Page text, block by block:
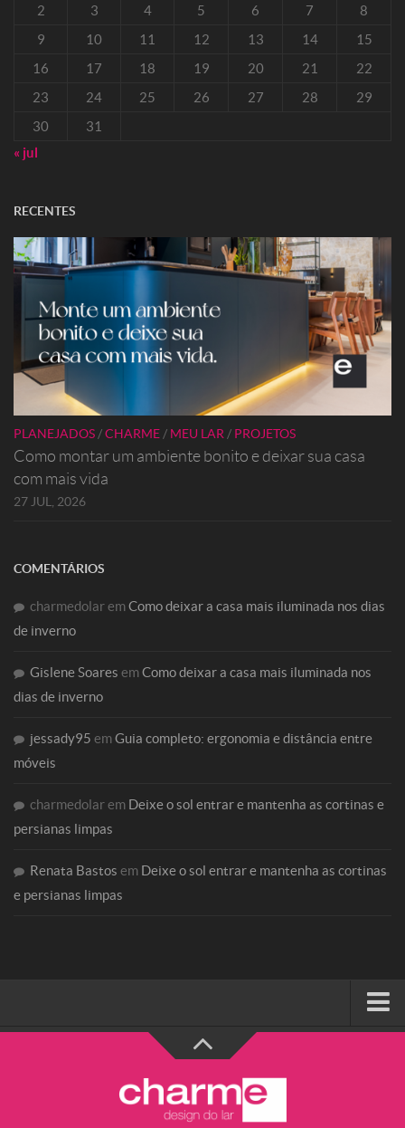
2
3 4 5 6 7
8
9
10 11 12 13 14
15
16
17 18 19 20 21
22
23
24 25 26 27 28
29
30
31
« jul
RECENTES
PLANEJADOS /CHARME / MEU LAR / PROJETOS
Como montar um ambiente bonito e deixar sua casa
com mais vida
27 JUL, 2026
COMENTÁRIOS
charmedolaremComo deixar a casa mais iluminada nos dias
de inverno
Gislene Soares emComo deixar a casa mais iluminada nos
dias de inverno
jessady95 emGuia completo: ergonomia e distância entre
móveis
charmedolarem Deixe o sol entrar e mantenha as cortinas e
persianas limpas
Renata Bastos em Deixe o sol entrar e mantenha as cortinas
e persianas limpas